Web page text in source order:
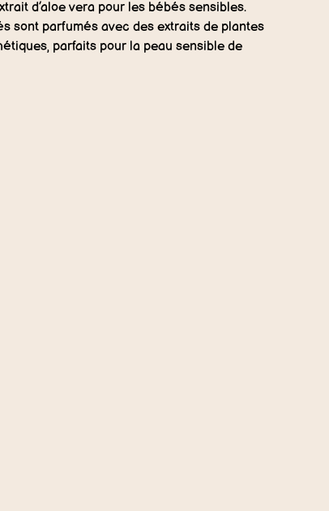
d’aloe vera pour les bébés sensibles.
sont parfumés avec des extraits de plantes
parfaits pour la peau sensible de